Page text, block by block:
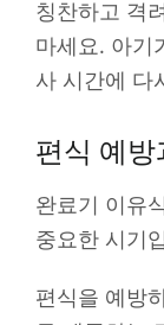
칭찬하고 격
마세요. 아기
사 시간에 다
편식 예방
완료기 이유
중요한 시기
편식을 예방